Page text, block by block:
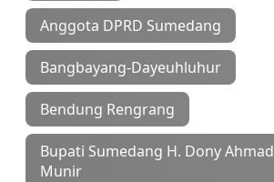
Anggota DPRD Sumedang
Bangbayang-Dayeuhluhur
Bendung Rengrang
Bupati Sumedang H. Dony Ahmad
Munir